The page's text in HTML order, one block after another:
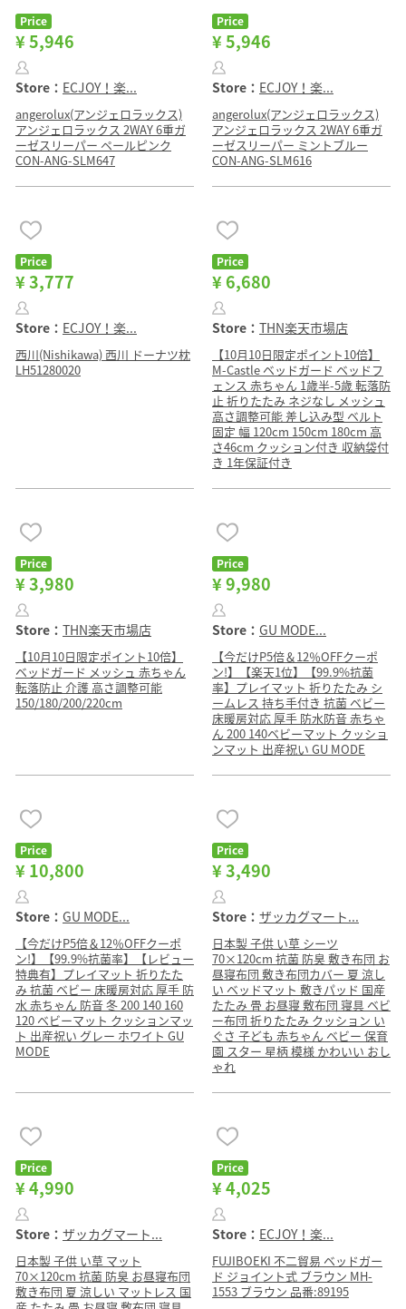
Price
¥ 5,946
Store： ECJOY！楽...
angerolux(アンジェロラックス)
アンジェロラックス 2WAY 6重ガ
ーゼスリーパー ペールピンク
CON-ANG-SLM647
Price
¥ 5,946
Store： ECJOY！楽...
angerolux(アンジェロラックス)
アンジェロラックス 2WAY 6重ガ
ーゼスリーパー ミントブルー
CON-ANG-SLM616
Price
¥ 3,777
Store： ECJOY！楽...
西川(Nishikawa) 西川 ドーナツ枕
LH51280020
Price
¥ 6,680
Store： THN楽天市場店
【10月10日限定ポイント10倍】
M-Castle ベッドガード ベッドフ
ェンス 赤ちゃん 1歳半-5歳 転落防
止 折りたたみ ネジなし メッシュ
高さ調整可能 差し込み型 ベルト
固定 幅 120cm 150cm 180cm 高
さ46cm クッション付き 収納袋付
き 1年保証付き
Price
¥ 3,980
Store： THN楽天市場店
【10月10日限定ポイント10倍】
ベッドガード メッシュ 赤ちゃん
転落防止 介護 高さ調整可能
150/180/200/220cm
Price
¥ 9,980
Store： GU MODE...
【今だけP5倍＆12％OFFクーポ
ン!】【楽天1位】【99.9%抗菌
率】プレイマット 折りたたみ シ
ームレス 持ち手付き 抗菌 ベビー
床暖房対応 厚手 防水防音 赤ちゃ
ん 200 140ベビーマット クッショ
ンマット 出産祝い GU MODE
Price
¥ 10,800
Store： GU MODE...
【今だけP5倍＆12％OFFクーポ
ン!】【99.9%抗菌率】【レビュー
特典有】プレイマット 折りたた
み 抗菌 ベビー 床暖房対応 厚手 防
水 赤ちゃん 防音 冬 200 140 160
120 ベビーマット クッションマッ
ト 出産祝い グレー ホワイト GU
MODE
Price
¥ 3,490
Store： ザッカグマート...
日本製 子供 い草 シーツ
70×120cm 抗菌 防臭 敷き布団 お
昼寝布団 敷き布団カバー 夏 涼し
い ベッドマット 敷きパッド 国産
たたみ 畳 お昼寝 敷布団 寝具 ベビ
ー布団 折りたたみ クッション い
ぐさ 子ども 赤ちゃん ベビー 保育
園 スター 星柄 模様 かわいい おし
ゃれ
Price
¥ 4,990
Store： ザッカグマート...
日本製 子供 い草 マット
70×120cm 抗菌 防臭 お昼寝布団
敷き布団 夏 涼しい マットレス 国
Price
¥ 4,025
Store： ECJOY！楽...
FUJIBOEKI 不二貿易 ベッドガー
ド ジョイント式 ブラウン MH-
1553 ブラウン 品番:89195